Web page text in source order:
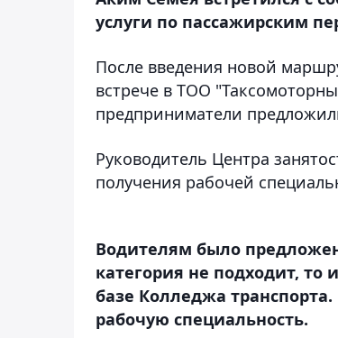
услуги по пассажирским
После введения новой
встрече в ТОО
предприниматели
Руководитель Центра
получения рабочей
Водителям было
категория не подходит, то
базе Колледжа
рабочую специальность.